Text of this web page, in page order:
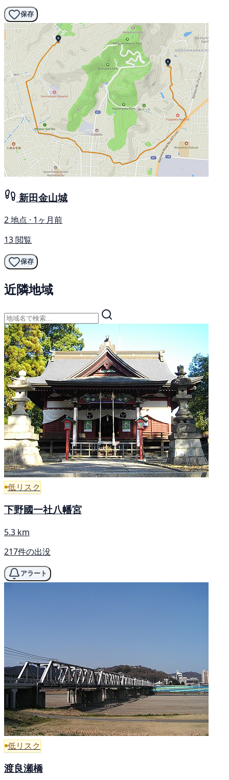
保存
新田金山城
2 地点 · 1ヶ月前
13 閲覧
保存
近隣地域
低リスク
下野國一社八幡宮
5.3 km
217件の出没
アラート
低リスク
渡良瀬橋